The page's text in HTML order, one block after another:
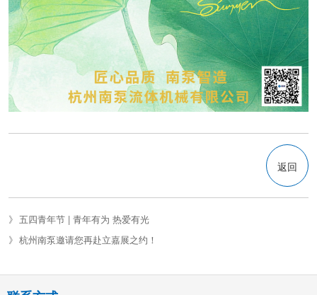
返回
五四青年节 | 青年有为 热爱有光
杭州南泵邀请您再赴立嘉展之约！